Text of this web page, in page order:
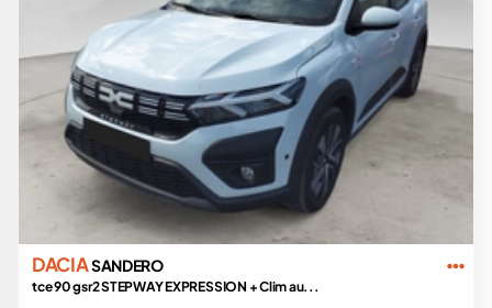
DACIASANDERO
tce 90 gsr2 STEPWAY EXPRESSION + Clim au...